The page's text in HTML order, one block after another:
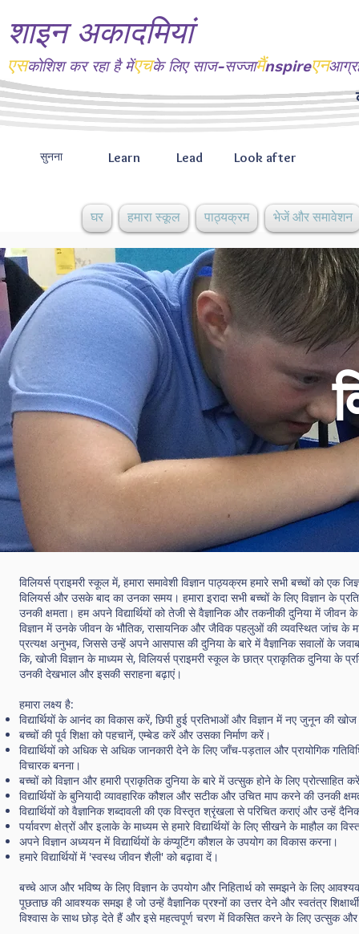
शाइन अकादमियां
एसकोशिश कर रहा है मेंएचके लिए साज-सज्जामैंnspireएन
सुनना Learn Lead Look after
घर हमारा स्कूल पाठ्यक्रम भेजें और समावेशन
विलियर्स प्राइमरी स्कूल में, हमारा समावेशी विज्ञान पाठ्यक्रम हमारे सभी बच्चों को एक
विलियर्स और उसके बाद का उनका समय। हमारा इरादा सभी बच्चों के लिए विज्ञान के
उनकी क्षमता। हम अपने विद्यार्थियों को तेजी से वैज्ञानिक और तकनीकी दुनिया में
विज्ञान में उनके जीवन के भौतिक, रासायनिक और जैविक पहलुओं की व्यवस्थित जांच के
प्रत्यक्ष अनुभव, जिससे उन्हें अपने आसपास की दुनिया के बारे में वैज्ञानिक सवालों के
कि, खोजी विज्ञान के माध्यम से, विलियर्स प्राइमरी स्कूल के छात्र प्राकृतिक दुनिया के
उनकी देखभाल और इसकी सराहना बढ़ाएं।
हमारा लक्ष्य है:
विद्यार्थियों के आनंद का विकास करें, छिपी हुई प्रतिभाओं और विज्ञान में नए जुनून की
बच्चों की पूर्व शिक्षा को पहचानें, एम्बेड करें और उसका निर्माण करें।
विद्यार्थियों को अधिक से अधिक जानकारी देने के लिए जाँच-पड़ताल और प्रायोगिक
विचारक बनना।
बच्चों को विज्ञान और हमारी प्राकृतिक दुनिया के बारे में उत्सुक होने के लिए प्रोत्साहित
विद्यार्थियों के बुनियादी व्यावहारिक कौशल और सटीक और उचित माप करने की उनकी
विद्यार्थियों को वैज्ञानिक शब्दावली की एक विस्तृत श्रृंखला से परिचित कराएं और उन्हें
पर्यावरण क्षेत्रों और इलाके के माध्यम से हमारे विद्यार्थियों के लिए सीखने के माहौल का
अपने विज्ञान अध्ययन में विद्यार्थियों के कंप्यूटिंग कौशल के उपयोग का विकास करना।
हमारे विद्यार्थियों में 'स्वस्थ जीवन शैली' को बढ़ावा दें।
बच्चे आज और भविष्य के लिए विज्ञान के उपयोग और निहितार्थ को समझने के लिए आवश्यक
पूछताछ की आवश्यक समझ है जो उन्हें वैज्ञानिक प्रश्नों का उत्तर देने और स्वतंत्र
विश्वास के साथ छोड़ देते हैं और इसे महत्वपूर्ण चरण में विकसित करने के लिए उत्सुक